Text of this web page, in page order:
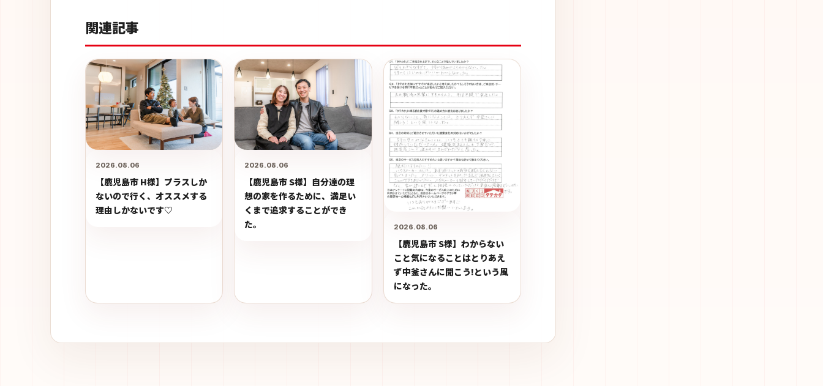
関連記事
2026.08.06
【鹿児島市 H様】プラスしか
ないので行く、オススメする
理由しかないです♡
2026.08.06
【鹿児島市 S様】自分達の理
想の家を作るために、満足い
くまで追求することができ
た。
2026.08.06
【鹿児島市 S様】わからない
こと気になることはとりあえ
ず中釜さんに聞こう!という風
になった。